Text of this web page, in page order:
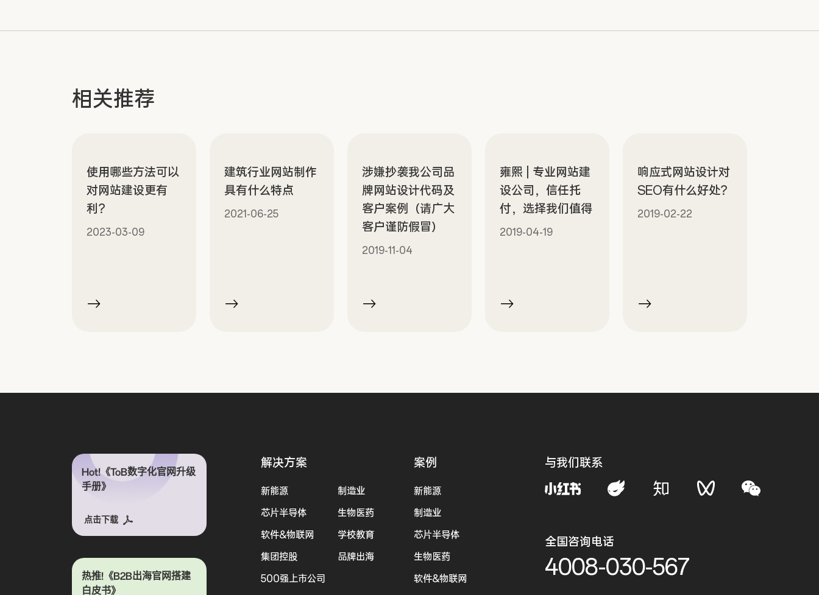
相关推荐
使用哪些方法可以
对网站建设更有
利？
2023-03-09
建筑行业网站制作
具有什么特点
2021-06-25
涉嫌抄袭我公司品
牌网站设计代码及
客户案例（请广大
客户谨防假冒）
2019-11-04
雍熙 | 专业网站建
设公司，信任托
付，选择我们值得
2019-04-19
响应式网站设计对
SEO有什么好处？
2019-02-22
Hot!《ToB数字化官网升级
手册》
点击下载
热推!《B2B出海官网搭建
白皮书》
解决方案
新能源
制造业
芯片半导体
生物医药
软件&物联网
学校教育
集团控股
品牌出海
500强上市公司
案例
新能源
制造业
芯片半导体
生物医药
软件&物联网
与我们联系
全国咨询电话
4008-030-567